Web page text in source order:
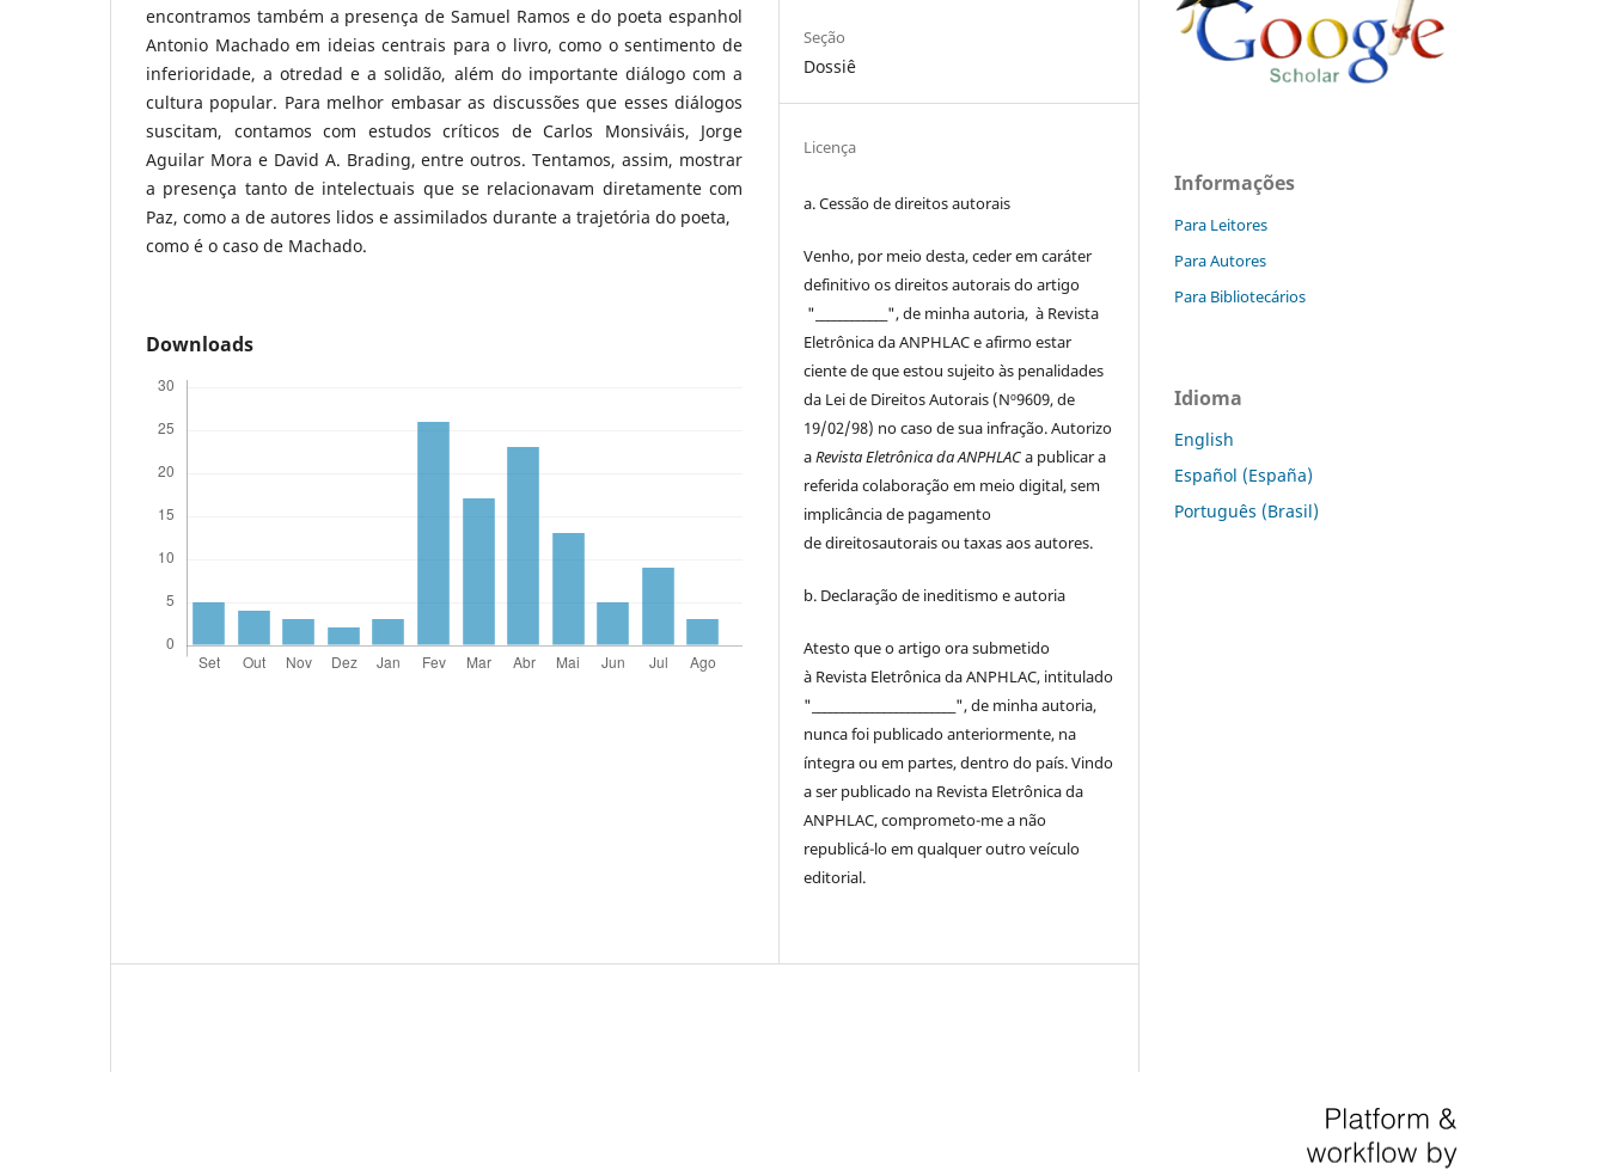
encontramos também a presença de Samuel Ramos e do poeta espanhol
Antonio Machado em ideias centrais para o livro, como o sentimento de
inferioridade, a otredad e a solidão, além do importante diálogo com a
cultura popular. Para melhor embasar as discussões que esses diálogos
suscitam, contamos com estudos críticos de Carlos Monsiváis, Jorge
Aguilar Mora e David A. Brading, entre outros. Tentamos, assim, mostrar
a presença tanto de intelectuais que se relacionavam diretamente com
Paz, como a de autores lidos e assimilados durante a trajetória do poeta,
como é o caso de Machado.
Downloads
Seção
Dossiê
Licença
a. Cessão dedireitosautorais
Venho, por meio desta, ceder em caráter
definitivo osdireitosautoraisdo artigo
"____________", de minha autoria, à Revista
Eletrônica da ANPHLACe afirmo estar
ciente de que estou sujeito às penalidades
da Lei de DireitosAutorais (Nº9609, de
19/02/98) no caso de sua infração. Autorizo
aRevista Eletrônica da ANPHLACa publicar a
referida colaboração em meio digital, sem
implicância de pagamento
dedireitosautoraisou taxas aos autores.
b. Declaração de ineditismo e autoria
Atesto que o artigo ora submetido
à Revista Eletrônica da ANPHLAC, intitulado
"________________________", de minha autoria,
nunca foi publicado anteriormente, na
íntegra ou em partes, dentrodo país. Vindo
a ser publicado na Revista Eletrônica da
ANPHLAC, comprometo-me a não
republicá-lo em qualquer outro veículo
editorial.
Informações
Para Leitores
Para Autores
Para Bibliotecários
Idioma
English
Español (España)
Português (Brasil)